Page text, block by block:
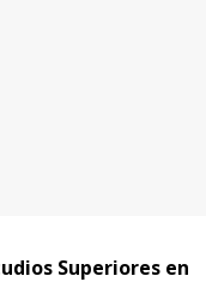
Superiores en